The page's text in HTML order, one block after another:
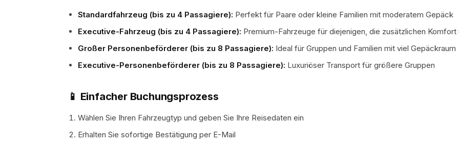
Standardfahrzeug (bis zu 4 Passagiere): Perfekt für Paare oder kleine Familien mit moderatem Gepäck
Executive-Fahrzeug (bis zu 4 Passagiere): Premium-Fahrzeuge für diejenigen, die zusätzlichen Komfort
Großer Personenbeförderer (bis zu 8 Passagiere): Ideal für Gruppen und Familien mit viel Gepäckraum
Executive-Personenbeförderer (bis zu 8 Passagiere): Luxuriöser Transport für größere Gruppen
📱 Einfacher Buchungsprozess
Wählen Sie Ihren Fahrzeugtyp und geben Sie Ihre Reisedaten ein
Erhalten Sie sofortige Bestätigung per E-Mail